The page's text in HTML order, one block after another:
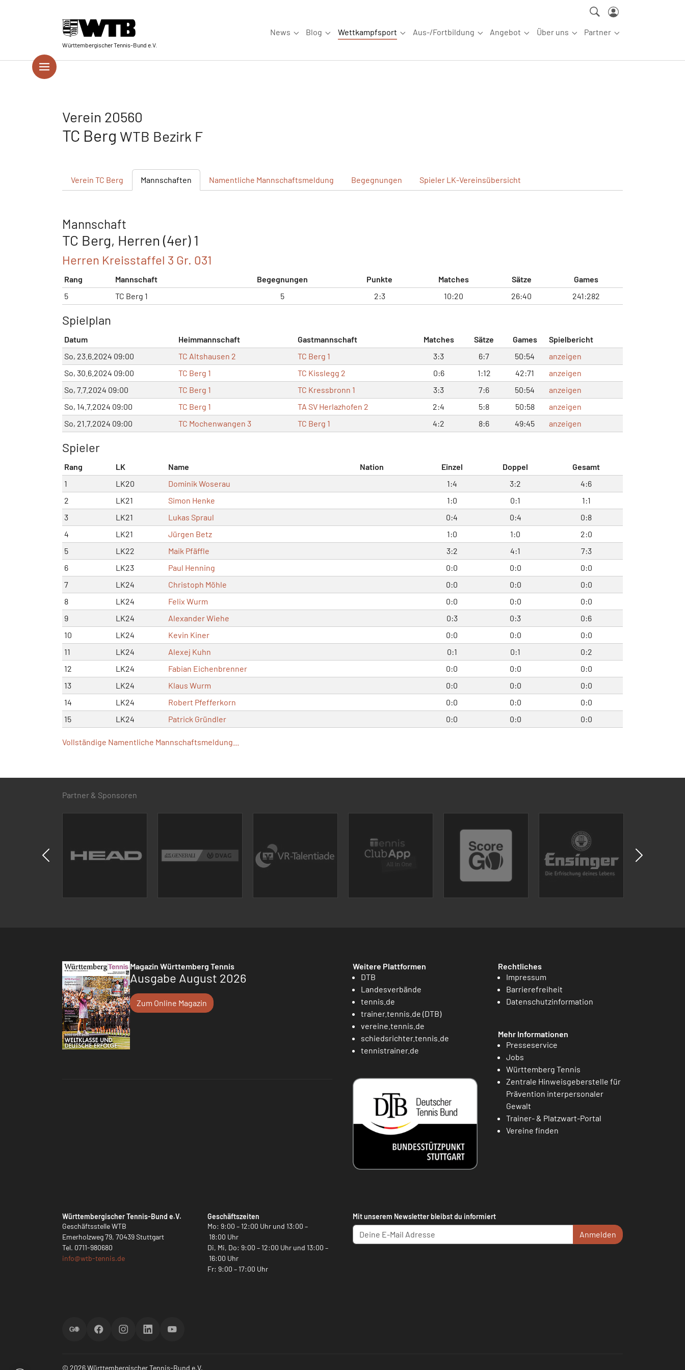
Württembergischer Tennis-Bund e.V.
News
Submenu for "News"
Blog
Submenu for "Blog"
Wettkampfsport
Submenu for "Wettkampfsport"
Aus-/Fortbildung
Submenu for "Aus-/Fortbildung"
Angebot
Submenu for "Angebot"
Über uns
Submenu for "Über uns"
Partner
Submenu for
Verein 20560
TC Berg WTB Bezirk F
Verein TC Berg Mannschaften Namentliche Mannschaftsmeldung Begegnungen Spieler LK-Vereinsübersicht
Mannschaft
TC Berg, Herren (4er) 1
Herren Kreisstaffel 3 Gr. 031
Rang Mannschaft Begegnungen Punkte Matches Sätze
Games
5
TC Berg 1 5 2:3 10:20 26:40 241:282
Spielplan
Datum Heimmannschaft Gastmannschaft Matches Sätze Games
Spielbericht
So, 23.6.2024 09:00
TC Altshausen 2 TC Berg 1 3:3 6:7 50:54
anzeigen
So, 30.6.2024 09:00
TC Berg 1 TC Kisslegg 2 0:6 1:12 42:71
anzeigen
So, 7.7.2024 09:00
TC Berg 1 TC Kressbronn 1 3:3 7:6 50:54
anzeigen
So, 14.7.2024 09:00
TC Berg 1 TA SV Herlazhofen 2 2:4 5:8 50:58
anzeigen
So, 21.7.2024 09:00
TC Mochenwangen 3 TC Berg 1 4:2 8:6 49:45 anzeigen
Spieler
Rang LK Name Nation Einzel Doppel
Gesamt
1
LK20 Dominik Woserau 1:4 3:2
4:6
2
LK21 Simon Henke 1:0 0:1
1:1
3
LK21 Lukas Spraul 0:4 0:4
0:8
4
LK21 Jürgen Betz 1:0 1:0
2:0
5
LK22 Maik Pfäffle 3:2 4:1
7:3
6
LK23 Paul Henning 0:0 0:0
0:0
7
LK24 Christoph Möhle 0:0 0:0
0:0
8
LK24 Felix Wurm 0:0 0:0
0:0
9
LK24 Alexander Wiehe 0:3 0:3
0:6
10
LK24 Kevin Kiner 0:0 0:0
0:0
11
LK24 Alexej Kuhn 0:1 0:1
0:2
12
LK24 Fabian Eichenbrenner 0:0 0:0
0:0
13
LK24 Klaus Wurm 0:0 0:0
0:0
14
LK24 Robert Pfefferkorn 0:0 0:0
0:0
15
LK24 Patrick Gründler 0:0 0:0 0:0
Vollständige Namentliche Mannschaftsmeldung...
Partner & Sponsoren
Magazin Württemberg Tennis
Ausgabe August 2026
Zum Online Magazin
Weitere Plattformen
DTB
Landesverbände
tennis.de
trainer.tennis.de (DTB)
vereine.tennis.de
schiedsrichter.tennis.de
tennistrainer.de
Rechtliches
Impressum
Barrierefreiheit
Datenschutzinformation
Mehr Informationen
Presseservice
Jobs
Württemberg Tennis
Zentrale Hinweisgeberstelle für
Prävention interpersonaler
Gewalt
Trainer- & Platzwart-Portal
Vereine finden
Württembergischer Tennis-Bund e.V.
Geschäftsstelle WTB
Emerholzweg 79, 70439 Stuttgart
Tel. 0711-980680
info@wtb-tennis.de
Geschäftszeiten
Mo: 9:00 – 12:00 Uhr und 13:00 –
18:00 Uhr
Di, Mi, Do: 9:00 – 12:00 Uhr und 13:00 –
16:00 Uhr
Fr: 9:00 – 17:00 Uhr
Mit unserem Newsletter bleibst du informiert
Anmelden
ScoreGOFacebookInstagramLinkedInYouTube
© 2026 Württembergischer Tennis-Bund e.V.